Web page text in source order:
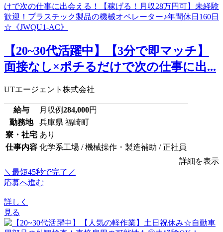
【20~30代活躍中】【3分で即マッチ】
面接なし×ポチるだけで次の仕事に出...
UTエージェント株式会社
給与 月収例284,000円
勤務地
兵庫県 福崎町
寮・社宅 あり
仕事内容 化学系工場 / 機械操作・製造補助 / 正社員
詳細を表示
＼最短45秒で完了／
応募へ進む
詳しく
見る